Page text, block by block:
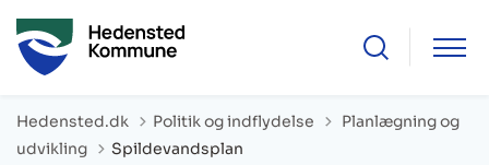
Hedensted.dk Politik og indflydelse Tilbage til
Planlægning og
udvikling
Spildevandsplan